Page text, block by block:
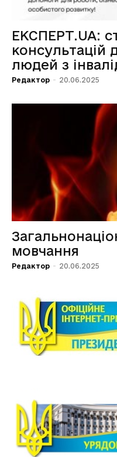
ЕКСПЕРТ.UA:
консультацій
людей з
Редактор - 20.06.2025
мовчання
Редактор - 20.06.2025